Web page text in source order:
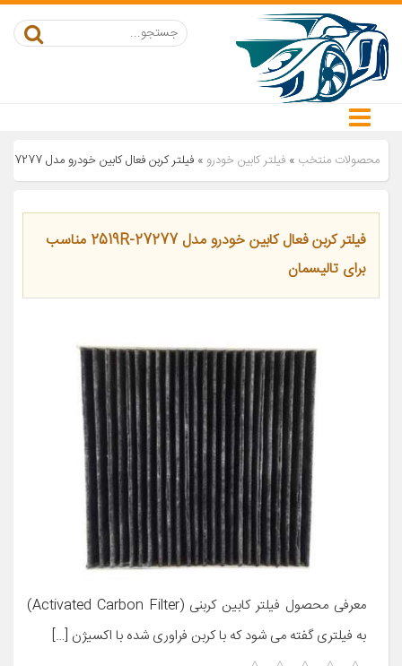
محصولات منتخب » فیلتر کابین خودرو » فیلتر کربن فعال کابین خودرو مدل 27277-2519R مناسب برای تالیسمان
فیلتر کربن فعال کابین خودرو مدل 27277-2519R مناسب
برای تالیسمان
معرفی محصول فیلتر کابین کربنی (Activated Carbon Filter)
به فیلتری گفته می شود که با کربن فراوری شده با اکسیژن […]